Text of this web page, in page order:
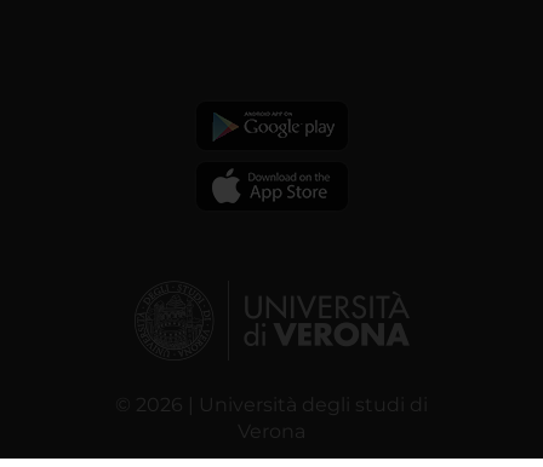
© 2026 | Università degli studi di
Verona